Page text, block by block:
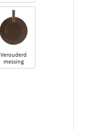
Verouderd
messing